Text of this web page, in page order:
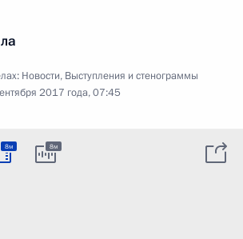
Новости, Выступления и стенограммы
2017 года, 07:45
8м 8м